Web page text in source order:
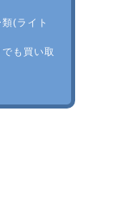
(ライト
も買い取